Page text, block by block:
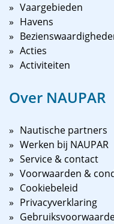
Vaargebieden
Havens
Acties
Activiteiten
Over NAUPAR
Nautische partners
Werken bij NAUPAR
Service & contact
Voorwaarden &
Cookiebeleid
Privacyverklaring